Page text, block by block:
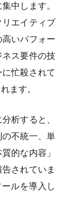
中します。
エイティブ
いパフォー
ス要件の技
忙殺されて
ます。
析すると、
不統一、単
的な内容」
されていま
ルを導入し